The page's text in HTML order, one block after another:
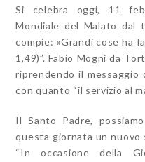
Si celebra oggi, 11
Mondiale del Malato dal
compie: «Grandi cose ha
1,49)”. Fabio Mogni da
riprendendo il messaggio
con quanto “il servizio al
Il Santo Padre,
questa giornata un nuovo
“In occasione della